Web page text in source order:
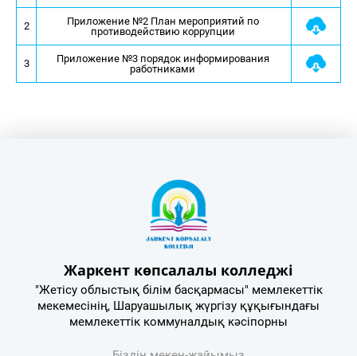
2
Приложение №2 План мероприятий по
противодействию коррупции
3
Приложение №3 порядок информирования
работниками
Жаркент көпсалалы колледжі
"Жетісу облыстық білім басқармасы" мемлекеттік
мекемесінің, Шаруашылық жүргізу құқығындағы
мемлекеттік коммуналдық кәсіпорны